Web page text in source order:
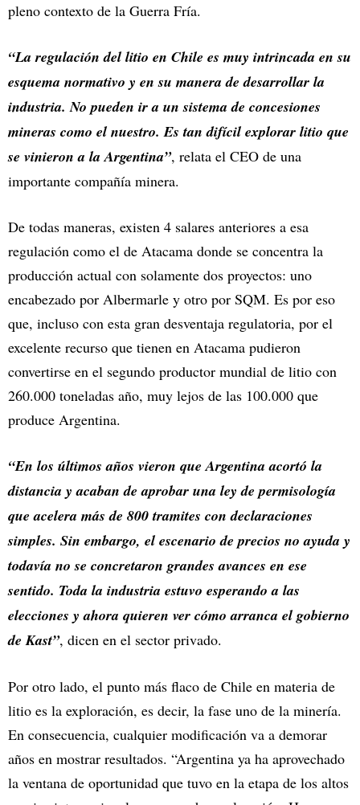
pleno contexto de la Guerra Fría.
“La regulación del litio en Chile es muy intrincada en su
esquema normativo y en su manera de desarrollar la
industria. No pueden ir a un sistema de concesiones
mineras como el nuestro. Es tan difícil explorar litio que
se vinieron a la Argentina”, relata el CEO de una
importante compañía minera.
De todas maneras, existen 4 salares anteriores a esa
regulación como el de Atacama donde se concentra la
producción actual con solamente dos proyectos: uno
encabezado por Albermarle y otro por SQM. Es por eso
que, incluso con esta gran desventaja regulatoria, por el
excelente recurso que tienen en Atacama pudieron
convertirse en el segundo productor mundial de litio con
260.000 toneladas año, muy lejos de las 100.000 que
produce Argentina.
“En los últimos años vieron que Argentina acortó la
distancia y acaban de aprobar una ley de permisología
que acelera más de 800 tramites con declaraciones
simples. Sin embargo, el escenario de precios no ayuda y
todavía no se concretaron grandes avances en ese
sentido. Toda la industria estuvo esperando a las
elecciones y ahora quieren ver cómo arranca el gobierno
de Kast”, dicen en el sector privado.
Por otro lado, el punto más flaco de Chile en materia de
litio es la exploración, es decir, la fase uno de la minería.
En consecuencia, cualquier modificación va a demorar
años en mostrar resultados. “Argentina ya ha aprovechado
la ventana de oportunidad que tuvo en la etapa de los altos